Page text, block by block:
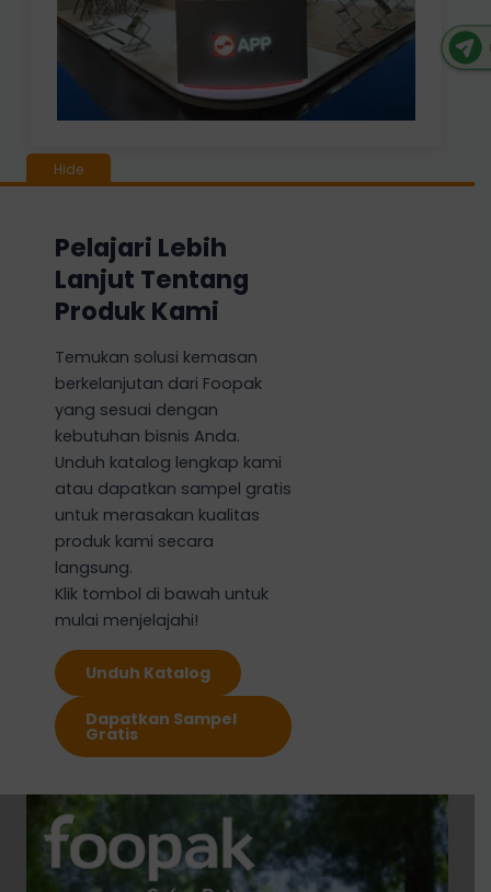
Pelajari Lebih
Lanjut Tentang
Produk Kami
Temukan solusi kemasan
berkelanjutan dari Foopak
yang sesuai dengan
kebutuhan bisnis Anda.
Unduh katalog lengkap kami
atau dapatkan sampel gratis
untuk merasakan kualitas
produk kami secara
langsung.
Klik tombol di bawah untuk
mulai menjelajahi!
Unduh Katalog
Dapatkan Sampel
Gratis